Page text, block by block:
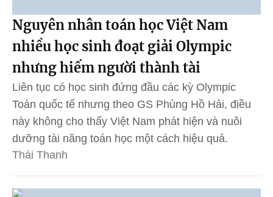
Nguyên nhân toán học Việt Nam
nhiều học sinh đoạt giải Olympic
nhưng hiếm người thành tài
Liên tục có học sinh đứng đầu các kỳ Olympic
Toán quốc tế nhưng theo GS Phùng Hồ Hải, điều
này không cho thấy Việt Nam phát hiện và nuôi
dưỡng tài năng toán học một cách hiệu quả.
Thái Thanh